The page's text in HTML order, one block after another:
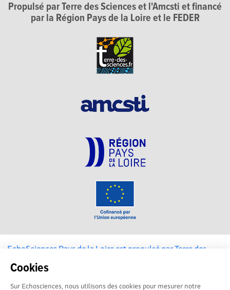
Cookies
Sur Echosciences, nous utilisons des cookies pour mesurer notre
Propulsé par Terre des Sciences et l'Amcsti et financé
par la Région Pays de la Loire et le FEDER
EchoSciences Pays de la Loire est propulsé parTerre des
Sciences